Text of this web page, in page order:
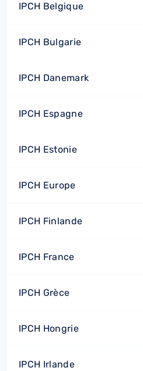
IPCH Belgique
IPCH Bulgarie
IPCH Danemark
IPCH Espagne
IPCH Estonie
IPCH Europe
IPCH Finlande
IPCH France
IPCH Grèce
IPCH Hongrie
IPCH Irlande